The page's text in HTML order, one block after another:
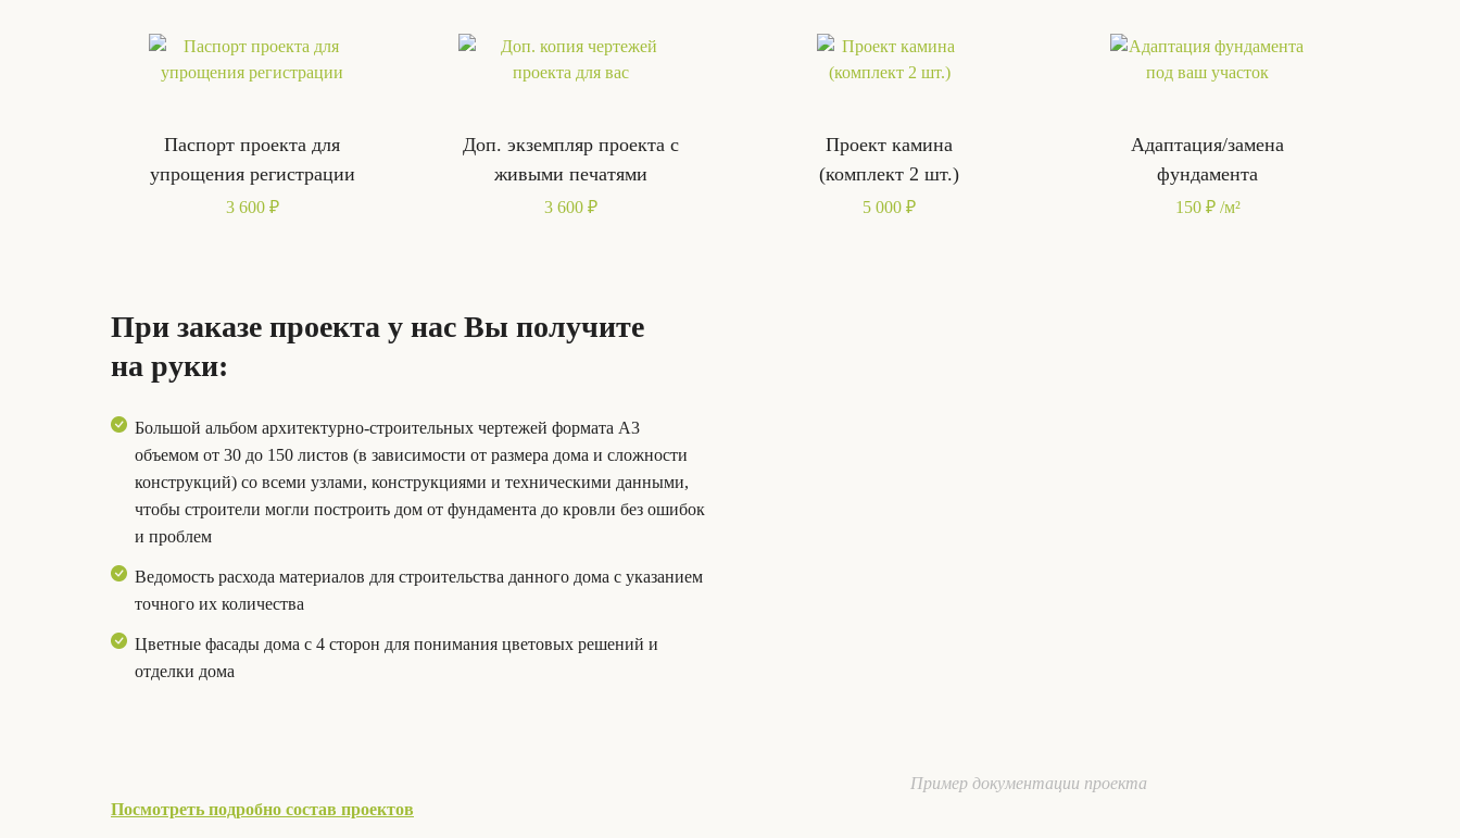
Паспорт проекта для
упрощения регистрации
3 600 ₽
Доп. экземпляр проекта с
живыми печатями
3 600 ₽
Проект камина
(комплект 2 шт.)
5 000 ₽
Адаптация/замена
фундамента
150 ₽ /м²
При заказе проекта у нас Вы получите
на руки:
Большой альбом архитектурно-строительных чертежей формата А3
объемом от 30 до 150 листов (в зависимости от размера дома и сложности
конструкций) со всеми узлами, конструкциями и техническими данными,
чтобы строители могли построить дом от фундамента до кровли без ошибок
и проблем
Ведомость расхода материалов для строительства данного дома с указанием
точного их количества
Цветные фасады дома с 4 сторон для понимания цветовых решений и
отделки дома
Пример документации проекта
Посмотреть подробно состав проектов